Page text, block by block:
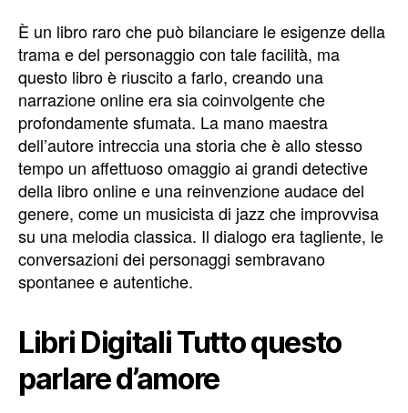
È un libro raro che può bilanciare le esigenze della
trama e del personaggio con tale facilità, ma
questo libro è riuscito a farlo, creando una
narrazione online era sia coinvolgente che
profondamente sfumata. La mano maestra
dell’autore intreccia una storia che è allo stesso
tempo un affettuoso omaggio ai grandi detective
della libro online e una reinvenzione audace del
genere, come un musicista di jazz che improvvisa
su una melodia classica. Il dialogo era tagliente, le
conversazioni dei personaggi sembravano
spontanee e autentiche.
Libri Digitali Tutto questo
parlare d’amore